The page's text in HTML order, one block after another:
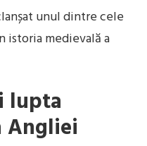
unul dintre cele
istoria medievală a
lupta
Angliei